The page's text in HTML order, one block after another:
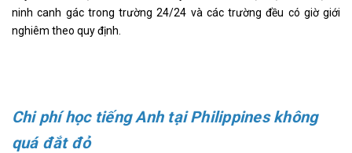
ninh canh gác trong trường 24/24 và các trường đều có giờ giới
nghiêm theo quy định.
Chi phí học tiếng Anh tại Philippines không
quá đắt đỏ